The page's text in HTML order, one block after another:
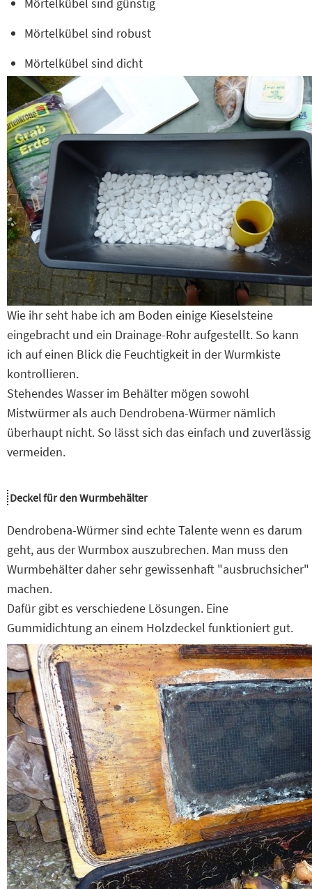
Mörtelkübel sind günstig
Mörtelkübel sind robust
Mörtelkübel sind dicht
Wie ihr seht habe ich am Boden einige Kieselsteine
eingebracht und ein Drainage-Rohr aufgestellt. So kann
ich auf einen Blick die Feuchtigkeit in der Wurmkiste
kontrollieren.
Stehendes Wasser im Behälter mögen sowohl
Mistwürmer als auch Dendrobena-Würmer nämlich
überhaupt nicht. So lässt sich das einfach und zuverlässig
vermeiden.
Deckel für den Wurmbehälter
Dendrobena-Würmer sind echte Talente wenn es darum
geht, aus der Wurmbox auszubrechen. Man muss den
Wurmbehälter daher sehr gewissenhaft "ausbruchsicher"
machen.
Dafür gibt es verschiedene Lösungen. Eine
Gummidichtung an einem Holzdeckel funktioniert gut.